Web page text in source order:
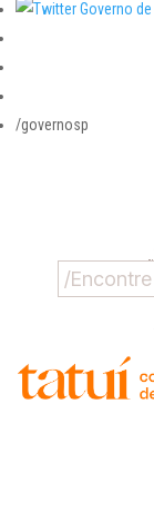
/governosp